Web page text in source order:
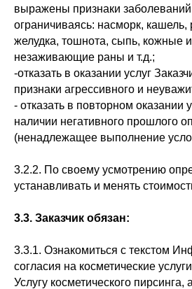
выражены признаки
ограничиваясь: насморк, кашель,
желудка, тошнота, сыпь, кожные
незаживающие раны и т.д.;
-отказать в оказании услуг
признаки агрессивного и
- отказать в повторном оказании
наличии негативного прошлого
(ненадлежащее выполнение
3.2.2. По своему усмотрению
устанавливать и менять
3.3. Заказчик обязан:
3.3.1. Ознакомиться с текстом
согласия на косметические
Услугу косметического пирсинга,